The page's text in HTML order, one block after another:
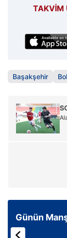
TAKVİM
Başakşehir
Günün